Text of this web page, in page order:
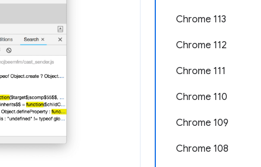
Chrome 113
Chrome 112
Chrome 111
Chrome 110
Chrome 109
Chrome 108